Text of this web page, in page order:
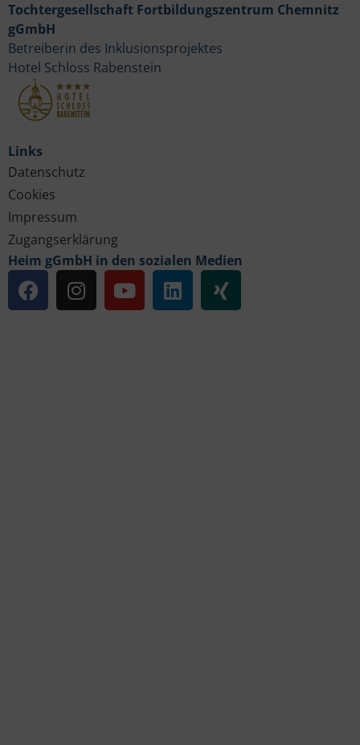
Links
Datenschutz
Cookies
Impressum
Zugangserklärung
Heim gGmbH in den sozialen Medien
Tochtergesellschaft Fortbildungszentrum Chemnitz
gGmbH
Betreiberin des Inklusionsprojektes
Hotel Schloss Rabenstein